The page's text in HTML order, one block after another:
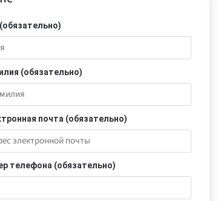
(обязательно)
почта (обязательно)
телефона (обязательно)